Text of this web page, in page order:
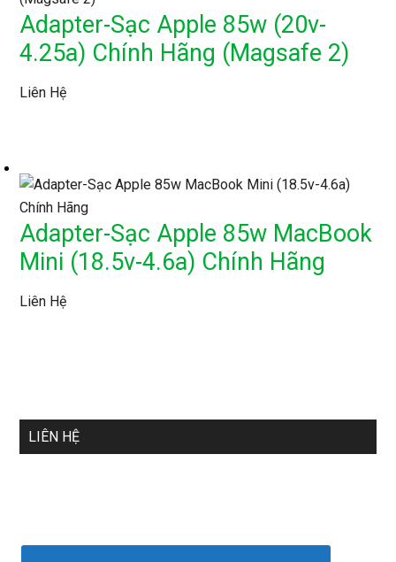
Adapter-Sạc Apple 85w (20v-
4.25a) Chính Hãng (Magsafe 2)
Liên Hệ
Adapter-Sạc Apple 85w MacBook
Mini (18.5v-4.6a) Chính Hãng
Liên Hệ
LIÊN HỆ